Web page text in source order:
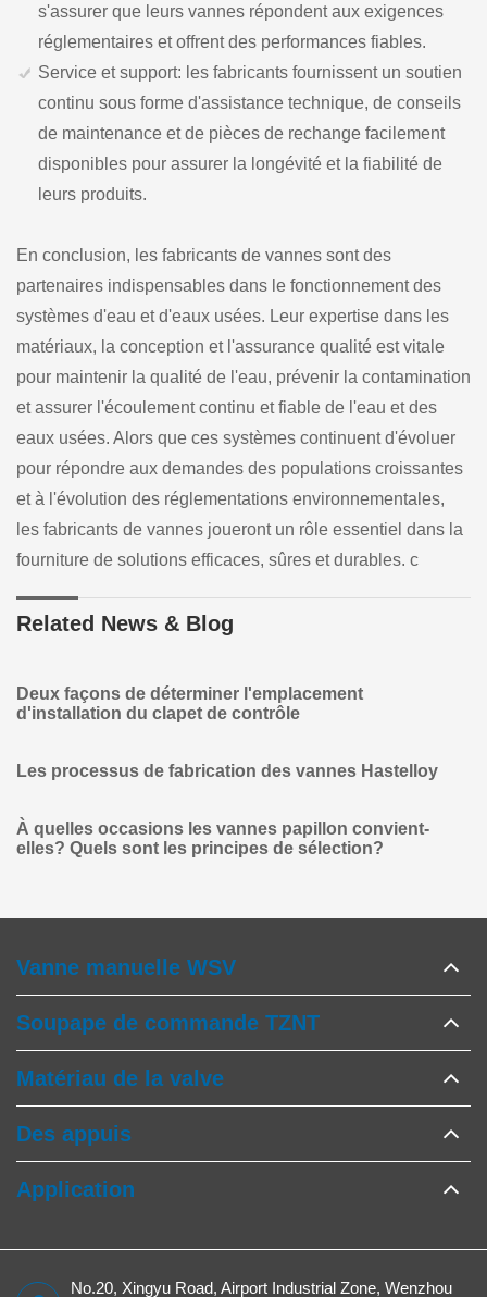
s'assurer que leurs vannes répondent aux exigences
réglementaires et offrent des performances fiables.
Service et support: les fabricants fournissent un soutien
continu sous forme d'assistance technique, de conseils
de maintenance et de pièces de rechange facilement
disponibles pour assurer la longévité et la fiabilité de
leurs produits.
En conclusion, les fabricants de vannes sont des
partenaires indispensables dans le fonctionnement des
systèmes d'eau et d'eaux usées. Leur expertise dans les
matériaux, la conception et l'assurance qualité est vitale
pour maintenir la qualité de l'eau, prévenir la contamination
et assurer l'écoulement continu et fiable de l'eau et des
eaux usées. Alors que ces systèmes continuent d'évoluer
pour répondre aux demandes des populations croissantes
et à l'évolution des réglementations environnementales,
les fabricants de vannes joueront un rôle essentiel dans la
fourniture de solutions efficaces, sûres et durables. c
Related News & Blog
Deux façons de déterminer l'emplacement
d'installation du clapet de contrôle
Les processus de fabrication des vannes Hastelloy
À quelles occasions les vannes papillon convient-
elles? Quels sont les principes de sélection?
Vanne manuelle WSV
Soupape de commande TZNT
Matériau de la valve
Des appuis
Application
No.20, Xingyu Road, Airport Industrial Zone, Wenzhou